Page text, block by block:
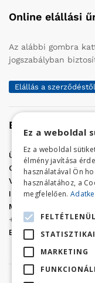
Online elállási
Az alábbi gombra
jogszabályban
Elállás a szerződéstől
Elérhetőség
Üzletünk címe:
Golf Center Áruház:
VÁR-Kert Áruház: 06
Iroda:06 (56) 421-
Megrendelés,
+36 (70) 938-3356
E-mail:
Ez a weboldal
Ez a weboldal
élmény javítása
használatával Ön
használatához, a
megfelelően.
STATISZTIKAI
MARKETING